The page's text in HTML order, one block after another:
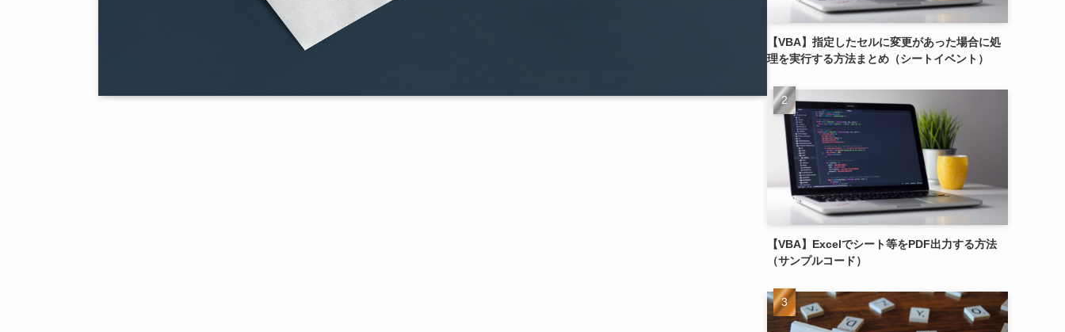
【VBA】指定したセルに変更があった場合に処
理を実行する方法まとめ（シートイベント）
【VBA】Excelでシート等をPDF出力する方法
（サンプルコード）